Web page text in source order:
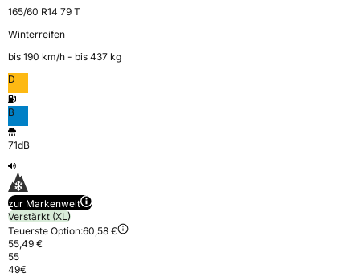
165/60 R14 79 T
Winterreifen
bis 190 km⁠/⁠h - bis 437 kg
D
B
71dB
zur Markenwelt
Verstärkt (XL)
Teuerste Option:60,58 €
55,49 €
55
49€